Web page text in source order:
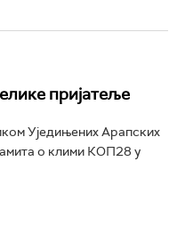
пријатеље
Уједињених Арапских
о клими КОП28 у